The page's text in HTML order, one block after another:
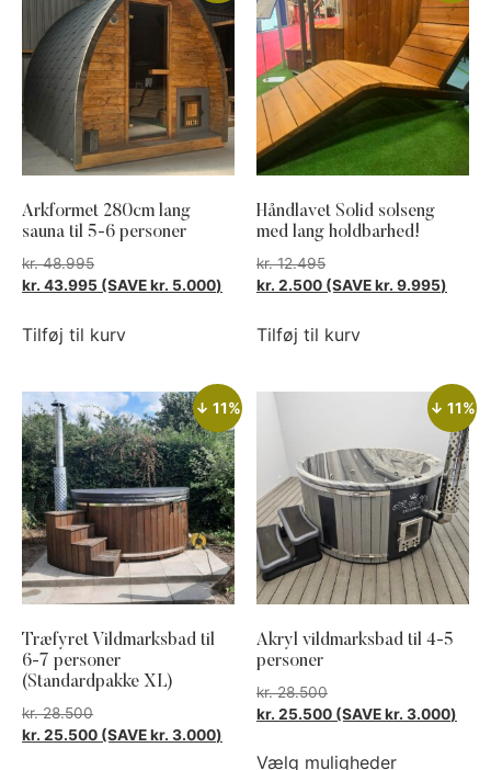
Arkformet 280cm lang
sauna til 5-6 personer
kr.48.995
kr. 43.995 (SAVEkr. 5.000)
Tilføj til kurv
Håndlavet Solid solseng
med lang holdbarhed!
kr.12.495
kr. 2.500 (SAVEkr. 9.995)
Tilføj til kurv
↓ 11%
Træfyret Vildmarksbad til
6-7 personer
(Standardpakke XL)
kr.28.500
kr. 25.500 (SAVEkr. 3.000)
↓ 11%
Akryl vildmarksbad til 4-5
personer
kr.28.500
kr. 25.500 (SAVEkr. 3.000)
Vælg muligheder